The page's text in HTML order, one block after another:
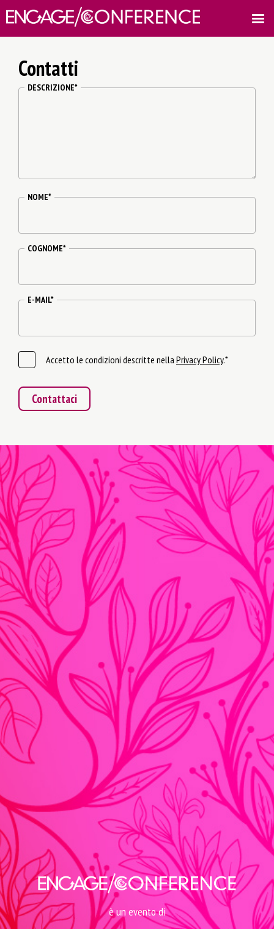
Vai al contenuto principale
Contatti
DESCRIZIONE*
NOME*
COGNOME*
E-MAIL*
Accetto le condizioni descritte nella Privacy Policy.*
è un evento di